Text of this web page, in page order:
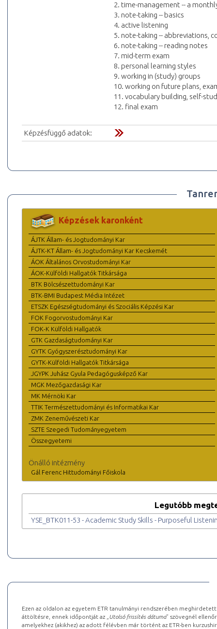
2. time-management -- a
3. note-taking -- basics
4. active listening
5. note-taking -- abbreviations,
6. note-taking -- reading notes
7. mid-term exam
8. personal learning styles
9. working in (study) groups
10. working on future plans,
11. vocabulary building, self-
12. final exam
Képzésfüggő adatok:
Képzések karonként
ÁJTK Állam- és Jogtudományi Kar
ÁJTK-KT Állam- és Jogtudományi Kar Kecskemét
ÁOK Általános Orvostudományi Kar
ÁOK-Külföldi Hallgatók Titkársága
BTK Bölcsészettudományi Kar
BTK-BMI Budapest Média Intézet
ETSZK Egészségtudományi és Szociális Képzési Kar
FOK Fogorvostudományi Kar
FOK-K Külföldi Hallgatók
GTK Gazdaságtudományi Kar
GYTK Gyógyszerésztudományi Kar
GYTK-Külföldi Hallgatók Titkársága
JGYPK Juhász Gyula Pedagógusképző Kar
MGK Mezőgazdasági Kar
MK Mérnöki Kar
TTIK Természettudományi és Informatikai Kar
ZMK Zeneművészeti Kar
SZTE Szegedi Tudományegyetem
Összegyetemi
Önálló intézmény
Gál Ferenc Hittudományi Főiskola
Legutóbb
YSE_BTK011-53 - Academic Study Skills - Purposeful
Ezen az oldalon az egyetem ETR tanulmányi rendszerében
áttöltésre, ennek időpontját az „ Utolsó frissítés dátuma” szövegnél
amelyekhez (akikhez) az adott félévben már történt az ETR-ben